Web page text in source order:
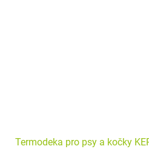
Termodeka pro psy a kočky